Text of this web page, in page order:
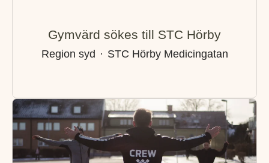
Gymvärd sökes till STC Hörby
Region syd · STC Hörby Medicingatan